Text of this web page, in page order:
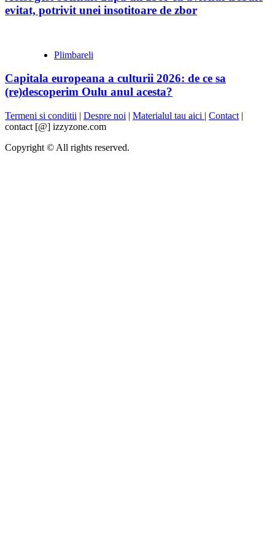
evitat, potrivit unei insotitoare de zbor
Plimbareli
Capitala europeana a culturii 2026: de ce sa
(re)descoperim Oulu anul acesta?
Termeni si conditii | Despre noi | Materialul tau aici | Contact |
contact [@] izzyzone.com
Copyright © All rights reserved.